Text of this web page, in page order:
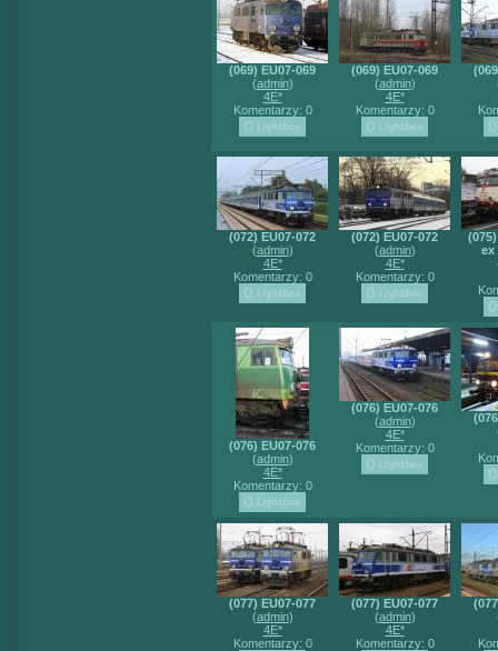
(069) EU07-069
(admin)
4E*
Komentarzy: 0
(069) EU07-069
(admin)
4E*
Komentarzy: 0
(072) EU07-072
(admin)
4E*
Komentarzy: 0
(072) EU07-072
(admin)
4E*
Komentarzy: 0
ex
(076) EU07-076
(admin)
4E*
Komentarzy: 0
(076) EU07-076
(admin)
4E*
Komentarzy: 0
(077) EU07-077
(admin)
4E*
Komentarzy: 0
(077) EU07-077
(admin)
4E*
Komentarzy: 0